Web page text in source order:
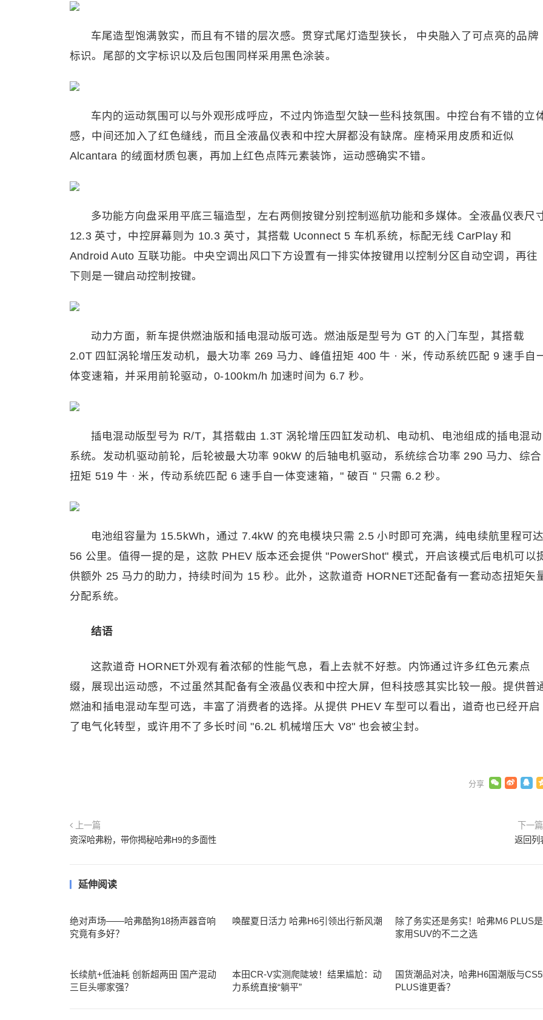
车尾造型饱满敦实，而且有不错的层次感。贯穿式尾灯造型狭长， 中央融入了可点亮的品牌
标识。尾部的文字标识以及后包围同样采用黑色涂装。
车内的运动氛围可以与外观形成呼应，不过内饰造型欠缺一些科技氛围。中控台有不错的立
感，中间还加入了红色缝线，而且全液晶仪表和中控大屏都没有缺席。座椅采用皮质和近似
Alcantara 的绒面材质包裹，再加上红色点阵元素装饰，运动感确实不错。
多功能方向盘采用平底三辐造型，左右两侧按键分别控制巡航功能和多媒体。全液晶仪表尺
12.3 英寸，中控屏幕则为 10.3 英寸，其搭载 Uconnect 5 车机系统，标配无线 CarPlay 和
Android Auto 互联功能。中央空调出风口下方设置有一排实体按键用以控制分区自动空调，再往
下则是一键启动控制按键。
动力方面，新车提供燃油版和插电混动版可选。燃油版是型号为 GT 的入门车型，其搭载
2.0T 四缸涡轮增压发动机，最大功率 269 马力、峰值扭矩 400 牛 · 米，传动系统匹配 9 速手自
体变速箱，并采用前轮驱动，0-100km/h 加速时间为 6.7 秒。
插电混动版型号为 R/T，其搭载由 1.3T 涡轮增压四缸发动机、电动机、电池组成的插电混动
系统。发动机驱动前轮，后轮被最大功率 90kW 的后轴电机驱动，系统综合功率 290 马力、综合
扭矩 519 牛 · 米，传动系统匹配 6 速手自一体变速箱，" 破百 " 只需 6.2 秒。
电池组容量为 15.5kWh，通过 7.4kW 的充电模块只需 2.5 小时即可充满，纯电续航里程可达
56 公里。值得一提的是，这款 PHEV 版本还会提供 "PowerShot" 模式，开启该模式后电机可以
供额外 25 马力的助力，持续时间为 15 秒。此外，这款道奇 HORNET还配备有一套动态扭矩矢
分配系统。
结语
这款道奇 HORNET外观有着浓郁的性能气息，看上去就不好惹。内饰通过许多红色元素点
缀，展现出运动感，不过虽然其配备有全液晶仪表和中控大屏，但科技感其实比较一般。提供普
燃油和插电混动车型可选，丰富了消费者的选择。从提供 PHEV 车型可以看出，道奇也已经开启
了电气化转型，或许用不了多长时间 "6.2L 机械增压大 V8" 也会被尘封。
上一篇
资深哈弗粉，带你揭秘哈弗H9的多面性
下一篇
返回列
延伸阅读
绝对声场——哈弗酷狗18扬声器音响
究竟有多好？
唤醒夏日活力 哈弗H6引领出行新风潮
除了务实还是务实！哈弗M6 PLUS是
家用SUV的不二之选
长续航+低油耗 创新超两田 国产混动
三巨头哪家强？
本田CR-V实测爬陡坡！结果尴尬：动
力系统直接“躺平”
国货潮品对决，哈弗H6国潮版与
PLUS谁更香？